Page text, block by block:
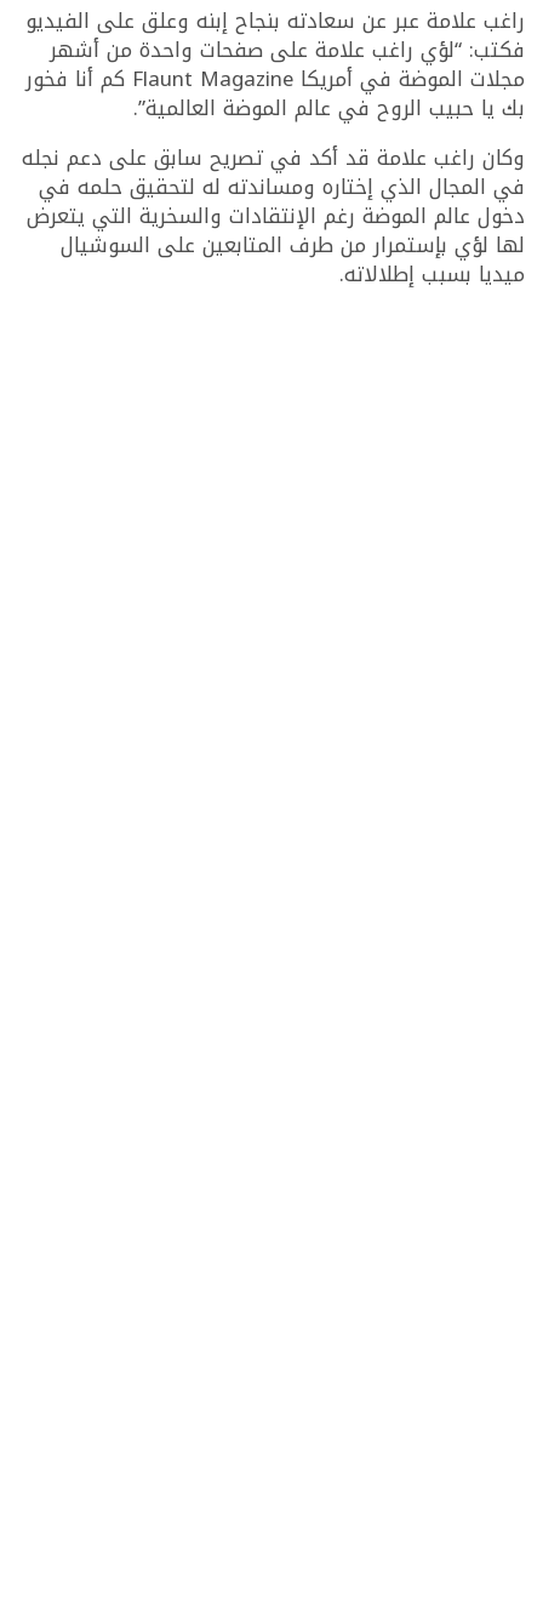
راغب علامة عبر عن سعادته بنجاح إبنه وعلق على الفيديو
فكتب: “لؤي راغب علامة على صفحات واحدة من أشهر
مجلات الموضة في أمريكا Flaunt Magazine كم أنا فخور
بك يا حبيب الروح في عالم الموضة العالمية”.
وكان راغب علامة قد أكد في تصريح سابق على دعم نجله
في المجال الذي إختاره ومساندته له لتحقيق حلمه في
دخول عالم الموضة رغم الإنتقادات والسخرية التي يتعرض
لها لؤي بإستمرار من طرف المتابعين على السوشيال
ميديا بسبب إطلالاته.